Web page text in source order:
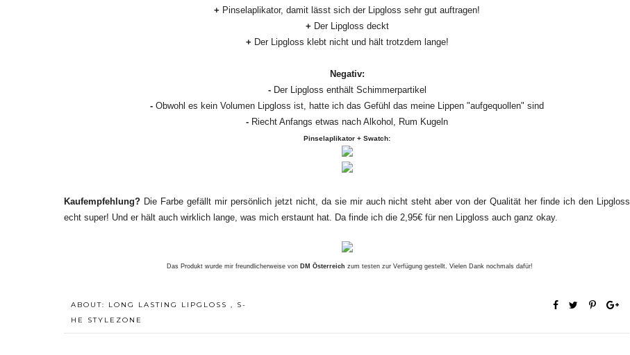
+ Pinselaplikator, damit lässt sich der Lipgloss sehr gut auftragen!
+ Der Lipgloss deckt
+ Der Lipgloss klebt nicht und hält trotzdem lange!
Negativ:
-Der Lipgloss enthält Schimmerpartikel
- Obwohl es kein Volumen Lipgloss ist, hatte ich das Gefühl das meine Lippen "aufgequollen" sind
- Riecht Anfangs etwas nach Alkohol, Rum Kugeln
Pinselaplikator + Swatch:
Kaufempfehlung? Die Farbe gefällt mir persönlich jetzt nicht, da sie mir auch nicht steht aber von der Qualität her finde ich den Lipgloss
echt super! Und er hält auch wirklich lange, was mich erstaunt hat. Da finde ich die 2,95€ für nen Lipgloss auch ganz okay.
Das Produkt wurde mir freundlicherweise von DM Österreich zum testen zur Verfügung gestellt. Vielen Dank nochmals dafür!
ABOUT: LONG LASTING LIPGLOSS , S-
HE STYLEZONE